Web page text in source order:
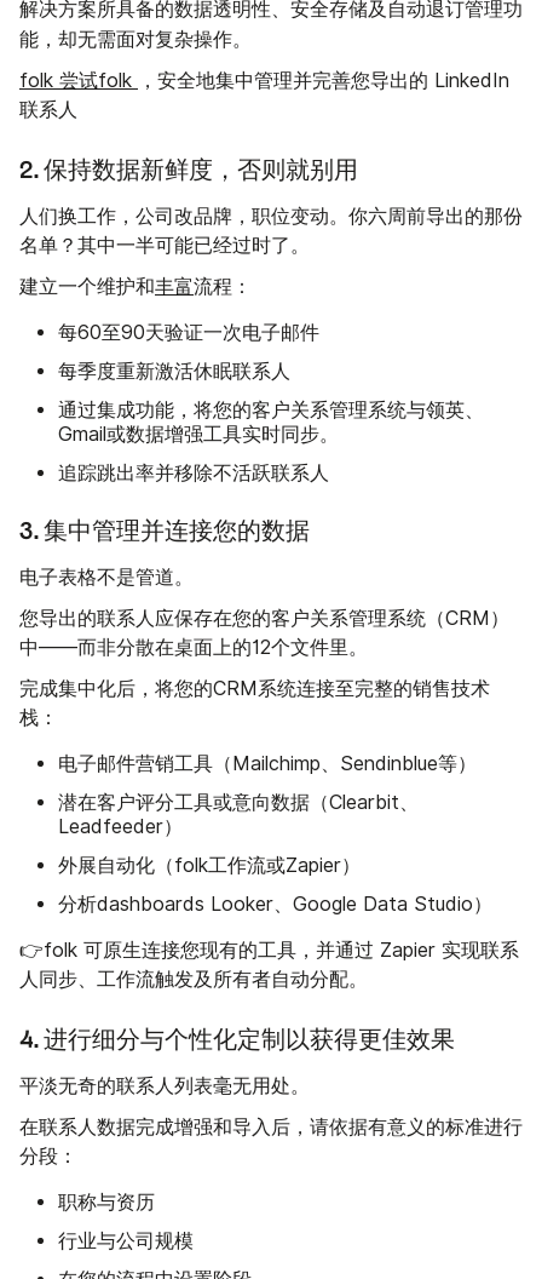
解决方案所具备的数据透明性、安全存储及自动退订管理功
能，却无需面对复杂操作。
folk 尝试folk
，安全地集中管理并完善您导出的 LinkedIn
联系人
2. 保持数据新鲜度，否则就别用
人们换工作，公司改品牌，职位变动。你六周前导出的那份
名单？其中一半可能已经过时了。
建立一个维护和丰富流程：
每60至90天验证一次电子邮件
每季度重新激活休眠联系人
通过集成功能，将您的客户关系管理系统与领英、
Gmail或数据增强工具实时同步。
追踪跳出率并移除不活跃联系人
3. 集中管理并连接您的数据
电子表格不是管道。
您导出的联系人应保存在您的客户关系管理系统（CRM）
中——而非分散在桌面上的12个文件里。
完成集中化后，将您的CRM系统连接至完整的销售技术
栈：
电子邮件营销工具（Mailchimp、Sendinblue等）
潜在客户评分工具或意向数据（Clearbit、
Leadfeeder）
外展自动化（folk工作流或Zapier）
分析dashboards Looker、Google Data Studio）
👉folk 可原生连接您现有的工具，并通过 Zapier 实现联系
人同步、工作流触发及所有者自动分配。
4. 进行细分与个性化定制以获得更佳效果
平淡无奇的联系人列表毫无用处。
在联系人数据完成增强和导入后，请依据有意义的标准进行
分段：
职称与资历
行业与公司规模